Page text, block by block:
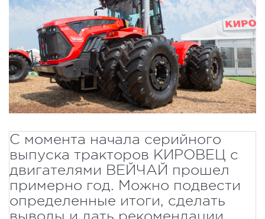
С момента начала серийного
выпуска тракторов КИРОВЕЦ с
двигателями ВЕЙЧАЙ прошел
примерно год. Можно подвести
определенные итоги, сделать